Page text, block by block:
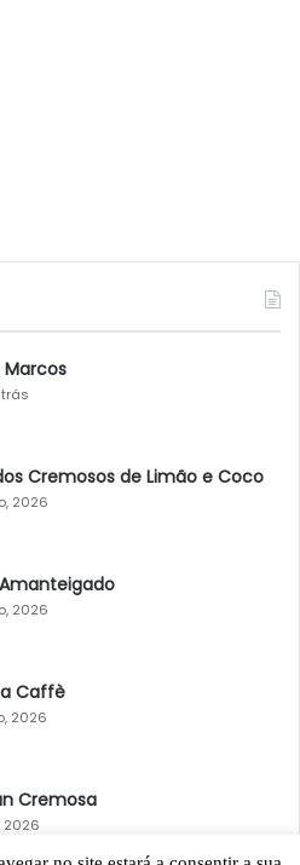
Marcos
Cremosos de Limão e Coco
2026
2026
Caffè
2026
Cremosa
2026